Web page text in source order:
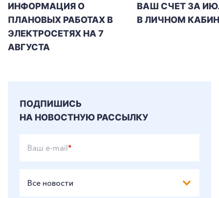
Заказать обратный звонок
Корпоративным клиентам
ИНФОРМАЦИЯ О
ПЛАНОВЫХ РАБОТАХ В
ЭЛЕКТРОСЕТЯХ НА 7
АВГУСТА
ВАШ СЧЕТ ЗА
В ЛИЧНОМ
ПОДПИШИСЬ
НА НОВОСТНУЮ РАССЫЛКУ
Ваш e-mail*
Все новости